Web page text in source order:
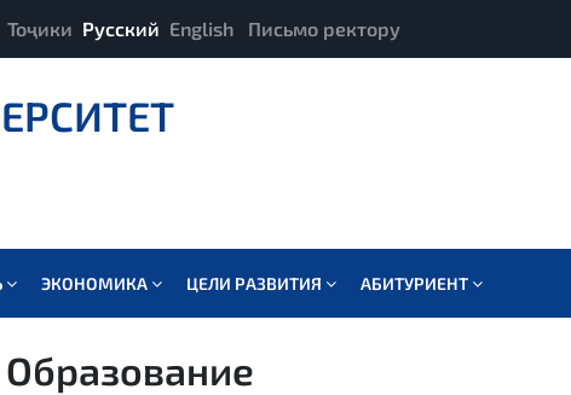
Тоҷики Русский English Письмо ректору
ЭКОНОМИКА ЦЕЛИ РАЗВИТИЯ АБИТУРИЕНТ
Образование